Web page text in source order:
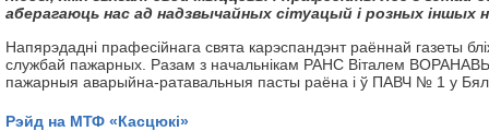
аберагаюць нас ад надзвычайных сітуацый і розных іншых
Напярэдадні прафесійнага свята карэспандэнт раённай газеты
службай пажарных. Разам з начальнікам РАНС Віталем
пажарныя аварыйна-ратавальныя пасты раёна і ў ПАВЧ № 1 у
Рэйд на МТФ «Касцюкі»